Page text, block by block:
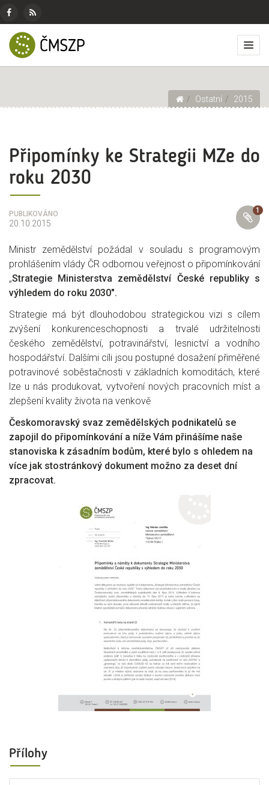
ČMSZP
Českomoravský
svaz
zemědělských
Menu
pro
sociální
sítě
Facebook
RSS
zdroj
Základní
menu
Ostatní 2015
Připomínky ke Strategii MZe do
roku 2030
PUBLIKOVÁNO
20.10.2015
PŘÍLOHY
1
Ministr zemědělství požádal v souladu s programovým
prohlášením vlády ČR odbornou veřejnost o připomínkování
„Strategie Ministerstva zemědělství České republiky s
výhledem do roku 2030″.
Strategie má být dlouhodobou strategickou vizi s cílem
zvýšení konkurenceschopnosti a trvalé udržitelnosti
českého zemědělství, potravinářství, lesnictví a vodního
hospodářství. Dalšími cíli jsou postupné dosažení přiměřené
potravinové soběstačnosti v základních komoditách, které
lze u nás produkovat, vytvoření nových pracovních míst a
zlepšení kvality života na venkově
Českomoravský svaz zemědělských podnikatelů se
zapojil do připomínkování a níže Vám přinášíme naše
stanoviska k zásadním bodům, které bylo s ohledem na
více jak stostránkový dokument možno za deset dní
zpracovat.
Přílohy